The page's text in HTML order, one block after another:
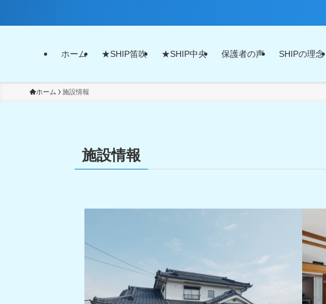
ホーム ★SHIP笛吹 ★SHIP中央 保護者の声 SHIPの理念
ホーム 施設情報
施設情報